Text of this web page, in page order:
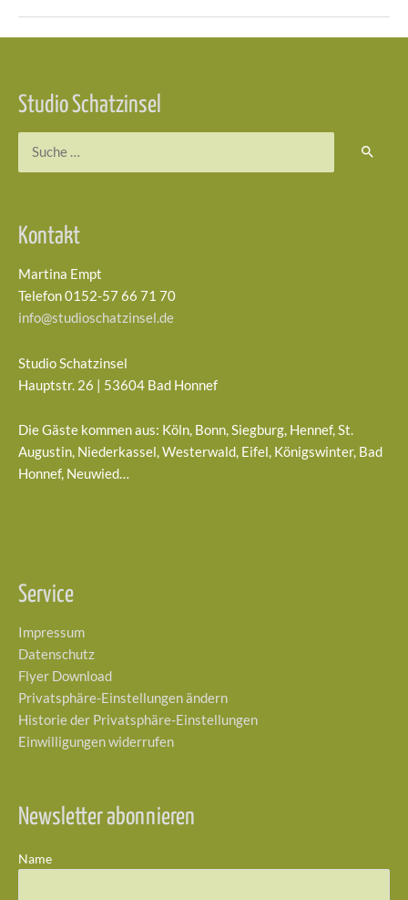
Studio Schatzinsel
Kontakt
Martina Empt
Telefon 0152-57 66 71 70
info@studioschatzinsel.de
Studio Schatzinsel
Hauptstr. 26 | 53604 Bad Honnef
Die Gäste kommen aus: Köln, Bonn, Siegburg, Hennef, St.
Augustin, Niederkassel, Westerwald, Eifel, Königswinter, Bad
Honnef, Neuwied…
Service
Impressum
Datenschutz
Flyer Download
Privatsphäre-Einstellungen ändern
Historie der Privatsphäre-Einstellungen
Einwilligungen widerrufen
Newsletter abonnieren
Name